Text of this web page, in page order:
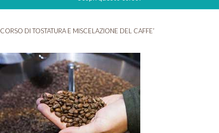
CORSO DI TOSTATURA E MISCELAZIONE DEL CAFFE’